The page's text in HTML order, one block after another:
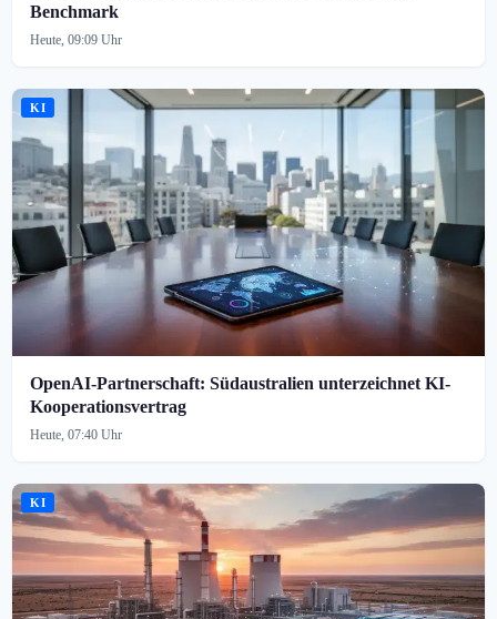
Benchmark
Heute, 09:09 Uhr
KI
OpenAI-Partnerschaft: Südaustralien unterzeichnet KI-
Kooperationsvertrag
Heute, 07:40 Uhr
KI